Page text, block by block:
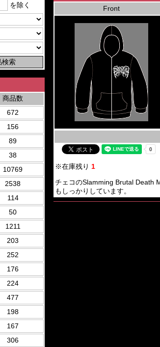
を除く
商品数
672
156
89
38
10769
2538
114
50
1211
203
252
176
224
477
198
167
306
Front
※在庫残り 1
チェコのSlamming Brutal Death
もしっかりしています。